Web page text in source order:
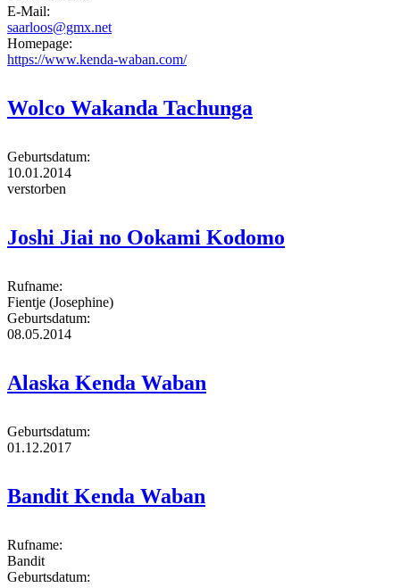
E-Mail:
saarloos@gmx.net
Homepage:
https://www.kenda-waban.com/
Wolco Wakanda Tachunga
Geburtsdatum:
10.01.2014
verstorben
Joshi Jiai no Ookami Kodomo
Rufname:
Fientje (Josephine)
Geburtsdatum:
08.05.2014
Alaska Kenda Waban
Geburtsdatum:
01.12.2017
Bandit Kenda Waban
Rufname:
Bandit
Geburtsdatum: